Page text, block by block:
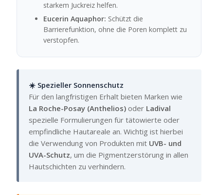
starkem Juckreiz helfen.
Eucerin Aquaphor: Schützt die
Barrierefunktion, ohne die Poren komplett zu
verstopfen.
☀️ Spezieller Sonnenschutz
Für den langfristigen Erhalt bieten Marken wie
La Roche-Posay (Anthelios)oder Ladival
spezielle Formulierungen für tätowierte oder
empfindliche Hautareale an. Wichtig ist hierbei
die Verwendung von Produkten mit UVB- und
UVA-Schutz, um die Pigmentzerstörung in allen
Hautschichten zu verhindern.